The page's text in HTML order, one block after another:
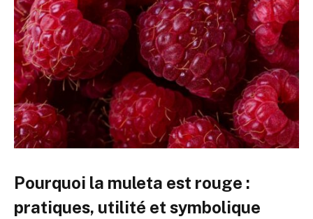
Pourquoi la muleta est rouge :
pratiques, utilité et symbolique